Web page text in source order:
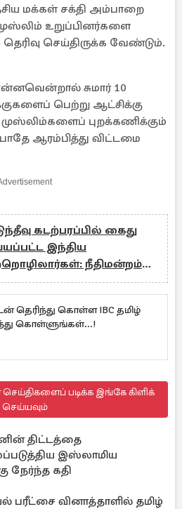
மக்கள் சக்தி அம்பாறை
உறுப்பினர்களை
செய்திருக்க வேண்டும்.
சுமார் 10
பெற்று ஆட்சிக்கு
புறக்கணிக்கும்
ஆரம்பித்து விட்டமை
கடற்பரப்பில் கைது
இந்திய
நீதிமன்றம்
உத்தரவு
தெரிந்து கொள்ள IBC தமிழ்
கொள்ளுங்கள்...!
படிக்க இங்கே கிளிக்
செய்யவும்
திட்டத்தை
இஸ்லாமிய
நேர்ந்த கதி
பரீட்சை வினாத்தாளில் தமிழ்